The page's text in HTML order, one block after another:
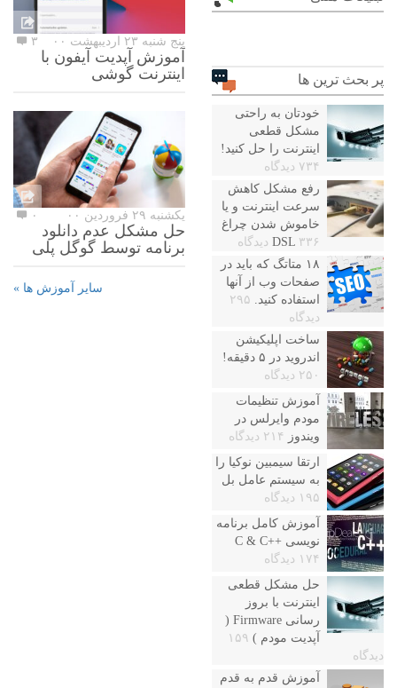
پر بحث ترین ها
خودتان به راحتی
مشکل قطعی
اینترنت را حل کنید!
۷۳۴ دیدگاه
رفع مشکل کاهش
سرعت اینترنت و یا
خاموش شدن چراغ
DSL ۳۳۶ دیدگاه
۱۸ متاتگ که باید در
صفحات وب از آنها
استفاده کنید. ۲۹۵
دیدگاه
ساخت اپلیکیشن
اندروید در ۵ دقیقه!
۲۵۰ دیدگاه
آموزش تنظیمات
مودم وایرلس در
ویندوز
۲۱۴ دیدگاه
ارتقا سیمبین نوکیا را
به سیستم عامل بل
۱۹۵ دیدگاه
آموزش کامل برنامه
نویسی ++C & C
۱۷۴ دیدگاه
حل مشکل قطعی
اینترنت با بروز
رسانی Firmware (
آپدیت مودم ) ۱۵۹
دیدگاه
آموزش قدم به قدم
پنج شنبه ۲۳ اردیبهشت ۰۰ ۳
آموزش آپدیت آیفون با
اینترنت گوشی
یکشنبه ۲۹ فروردین ۰۰ ۰
حل مشکل عدم دانلود
برنامه توسط گوگل پلی
سایر آموزش ها »